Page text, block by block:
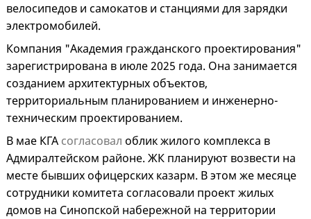
велосипедов и самокатов и станциями для зарядки
электромобилей.
Компания "Академия гражданского проектирования"
зарегистрирована в июле 2025 года. Она занимается
созданием архитектурных объектов,
территориальным планированием и инженерно-
техническим проектированием.
В мае КГА согласовал облик жилого комплекса в
Адмиралтейском районе. ЖК планируют возвести на
месте бывших офицерских казарм. В этом же месяце
сотрудники комитета согласовали проект жилых
домов на Синопской набережной на территории